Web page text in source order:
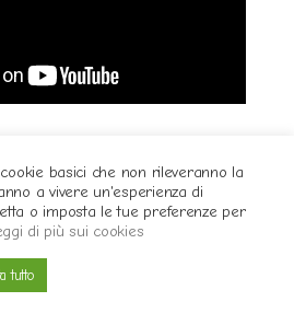
BLUÈ
basici che non rileveranno la
a vivere un'esperienza di
o imposta le tue preferenze per
di più sui cookies
tutto